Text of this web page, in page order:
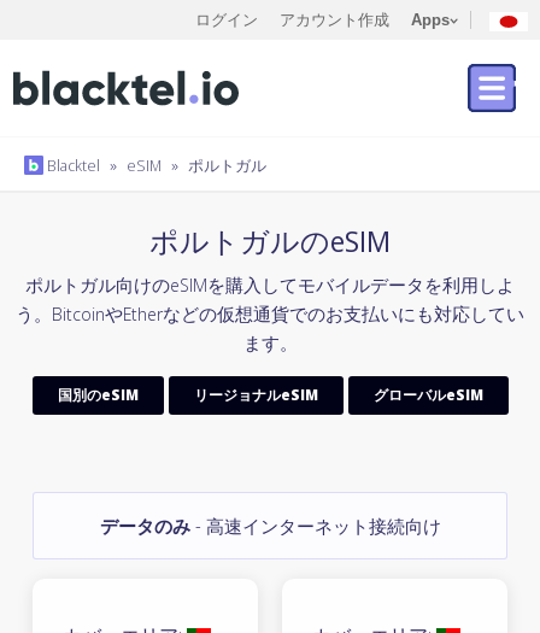
ログイン アカウント作成 Apps
Blacktel » eSIM » ポルトガル
ポルトガルのeSIM
ポルトガル向けのeSIMを購入してモバイルデータを利用しよ
う。BitcoinやEtherなどの仮想通貨でのお支払いにも対応してい
ます。
国別のeSIM リージョナルeSIM グローバルeSIM
データのみ- 高速インターネット接続向け